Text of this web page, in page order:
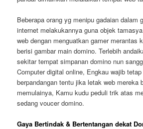
Beberapa orang yg menipu gadaian dalam
internet melakukannya guna objek
web dengan menguatkan gamer merantas
berisi gambar main domino. Terlebih
sekitar tempat simpanan domino nun
Computer digital online, Engkau wajib
berpandangan tentu jika letak web mereka
memulainya, Kamu kudu peduli trik atas
sedang voucer domino.
Gaya Bertindak & Bertentangan dekat